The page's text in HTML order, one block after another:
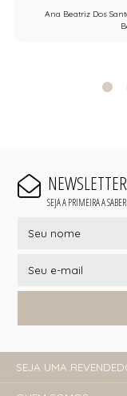
Ana Beatriz Dos
NEWSLETTER
SEJA A PRIMEIRA A
SEJA UMA